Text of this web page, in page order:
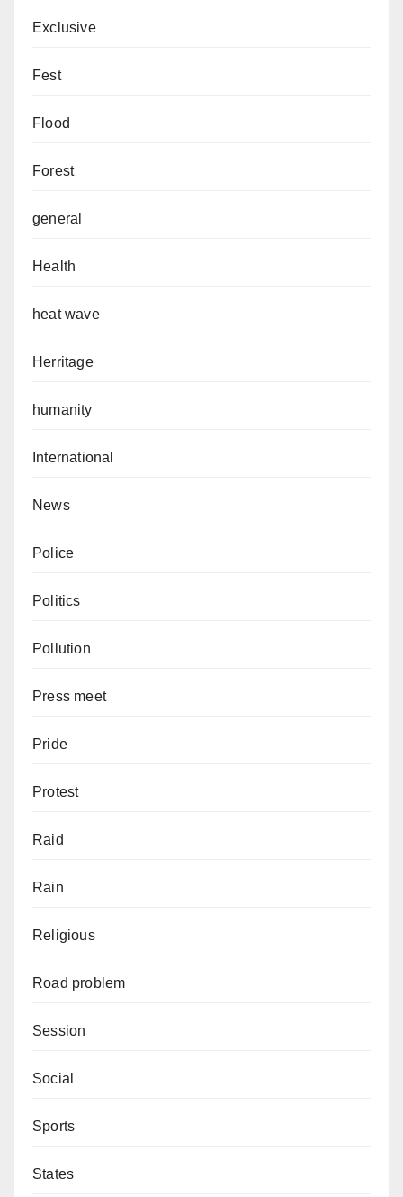
Exclusive
Fest
Flood
Forest
general
Health
heat wave
Herritage
humanity
International
News
Police
Politics
Pollution
Press meet
Pride
Protest
Raid
Rain
Religious
Road problem
Session
Social
Sports
States